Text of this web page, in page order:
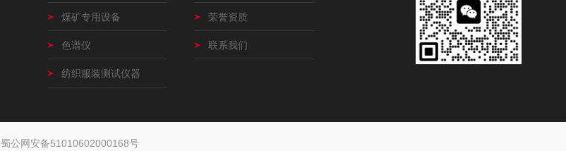
煤矿专用设备
色谱仪
纺织服装测试仪器
荣誉资质
联系我们
蜀公网安备51010602000168号